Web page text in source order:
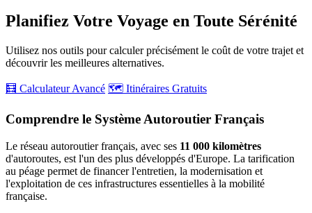
Planifiez Votre Voyage en Toute Sérénité
Utilisez nos outils pour calculer précisément le coût de votre trajet et
découvrir les meilleures alternatives.
🧮 Calculateur Avancé 🗺️ Itinéraires Gratuits
Comprendre le Système Autoroutier Français
Le réseau autoroutier français, avec ses 11 000 kilomètres
d'autoroutes, est l'un des plus développés d'Europe. La tarification
au péage permet de financer l'entretien, la modernisation et
l'exploitation de ces infrastructures essentielles à la mobilité
française.